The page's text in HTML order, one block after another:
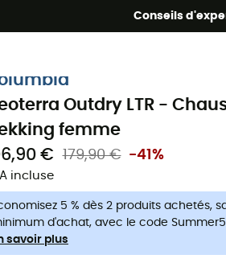
Conseils
Outdry LTR -
femme
€
179,90 € -41%
incluse
5 % dès 2 produits achetés,
d'achat, avec le code
savoir plus